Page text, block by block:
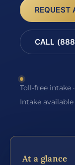
REQUEST
CALL
Toll-free intake
Intake
At a glance